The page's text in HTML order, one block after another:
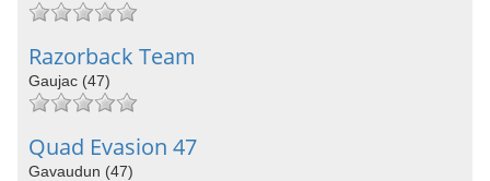
Razorback Team
Gaujac (47)
Quad Evasion 47
Gavaudun (47)